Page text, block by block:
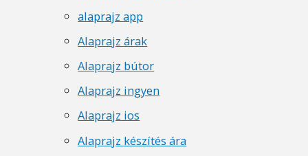
alaprajz app
Alaprajz árak
Alaprajz bútor
Alaprajz ingyen
Alaprajz ios
Alaprajz készítés ára